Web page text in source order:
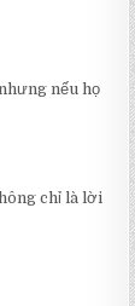
nếu họ
chỉ là lời